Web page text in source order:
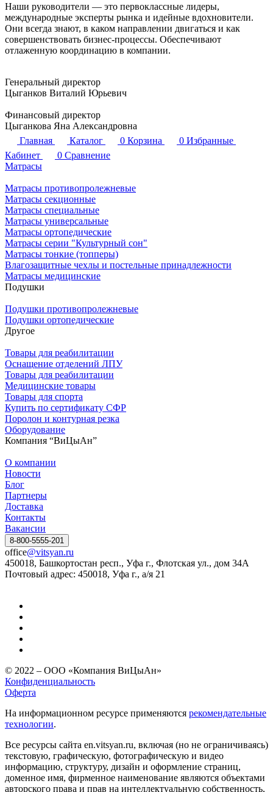
Наши руководители — это первоклассные лидеры,
международные эксперты рынка и идейные вдохновители.
Они всегда знают, в каком направлении двигаться и как
совершенствовать бизнес-процессы. Обеспечивают
отлаженную координацию в компании.
Генеральный директор
Цыганков Виталий Юрьевич
Финансовый директор
Цыганкова Яна Александровна
Главная
Каталог 0 Корзина 0 Избранные
Кабинет
0 Сравнение
Матрасы
Матрасы противопролежневые
Матрасы секционные
Матрасы специальные
Матрасы универсальные
Матрасы ортопедические
Матрасы серии "Культурный сон"
Матрасы тонкие (топперы)
Влагозащитные чехлы и постельные принадлежности
Матрасы медицинские
Подушки
Подушки противопролежневые
Подушки ортопедические
Другое
Товары для реабилитации
Оснащение отделений ЛПУ
Товары для реабилитации
Медицинские товары
Товары для спорта
Купить по сертификату СФР
Поролон и контурная резка
Оборудование
Компания “ВиЦыАн”
О компании
Новости
Блог
Партнеры
Доставка
Контакты
Вакансии
8-800-5555-201
office@vitsyan.ru
450018, Башкортостан респ., Уфа г., Флотская ул., дом 34А
Почтовый адрес: 450018, Уфа г., а/я 21
© 2022 – ООО «Компания ВиЦыАн»
Конфиденциальность
Оферта
На информационном ресурсе применяются рекомендательные
технологии.
Все ресурсы сайта en.vitsyan.ru, включая (но не ограничиваясь)
текстовую, графическую, фотографическую и видео
информацию, структуру, дизайн и оформление страниц,
доменное имя, фирменное наименование являются объектами
авторского права и прав на интеллектуальную собственность,